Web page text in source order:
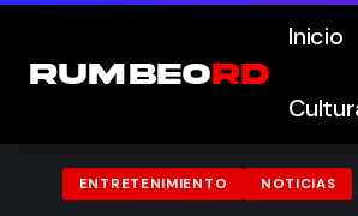
Inicio
ENTRETENIMIENTO NOTICIAS